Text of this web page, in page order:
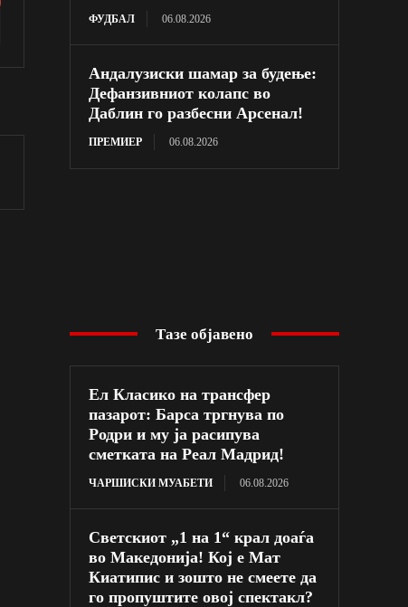
ФУДБАЛ 06.08.2026
Андалузиски шамар за будење:
Дефанзивниот колапс во
Даблин го разбесни Арсенал!
ПРЕМИЕР 06.08.2026
Тазе објавено
Ел Класико на трансфер
пазарот: Барса тргнува по
Родри и му ја расипува
сметката на Реал Мадрид!
ЧАРШИСКИ МУАБЕТИ 06.08.2026
Светскиот „1 на 1“ крал доаѓа
во Македонија! Кој е Мат
Киатипис и зошто не смеете да
го пропуштите овој спектакл?